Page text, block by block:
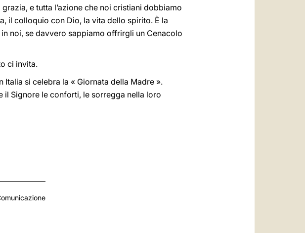
e tutta l’azione che noi cristiani dobbiamo
il colloquio con Dio, la vita dello spirito. È la
noi, se davvero sappiamo offrirgli un Cenacolo
ci invita.
si celebra la « Giornata della Madre ».
il Signore le conforti, le sorregga nella loro